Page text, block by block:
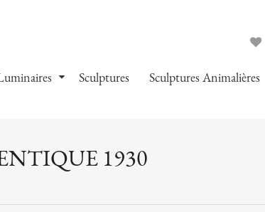
Sculptures Sculptures Animalières
1930